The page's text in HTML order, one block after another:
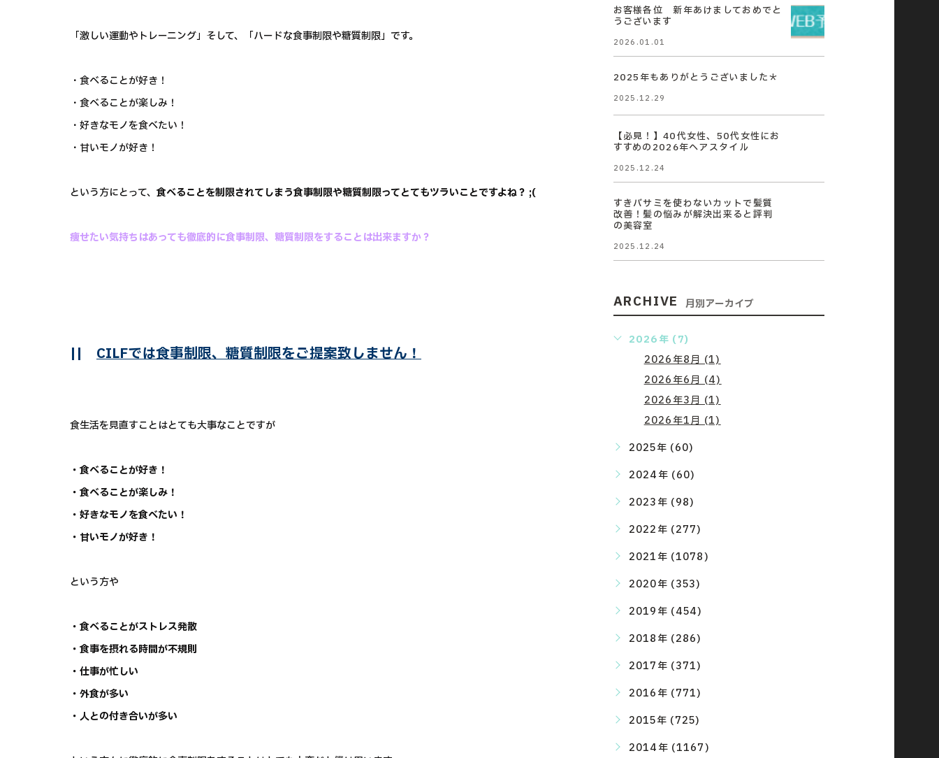
「激しい運動やトレーニング」そして、「ハードな食事制限や糖質制限」です。
・食べることが好き！
・食べることが楽しみ！
・好きなモノを食べたい！
・甘いモノが好き！
という方にとって、 食べることを制限されてしまう食事制限や糖質制限ってとてもツラいことですよね？ ;(
痩せたい気持ちはあっても徹底的に食事制限、糖質制限をすることは出来ますか？
|| CILFでは食事制限、糖質制限をご提案致しません！
食生活を見直すことはとても大事なことですが
・食べることが好き！
・食べることが楽しみ！
・好きなモノを食べたい！
・甘いモノが好き！
という方や
・食べることがストレス発散
・食事を摂れる時間が不規則
・仕事が忙しい
・外食が多い
・人との付き合いが多い
お客様各位 新年あけましておめでと
うございます
2026.01.01
2025年もありがとうございました＊
2025.12.29
【必見！】40代女性、50代女性にお
すすめの2026年ヘアスタイル
2025.12.24
すきバサミを使わないカットで髪質
改善！髪の悩みが解決出来ると評判
の美容室
2025.12.24
ARCHIVE 月別アーカイブ
2026年 (7)
2026年8月 (1)
2026年6月 (4)
2026年3月 (1)
2026年1月 (1)
2025年 (60)
2024年 (60)
2023年 (98)
2022年 (277)
2021年 (1078)
2020年 (353)
2019年 (454)
2018年 (286)
2017年 (371)
2016年 (771)
2015年 (725)
2014年 (1167)